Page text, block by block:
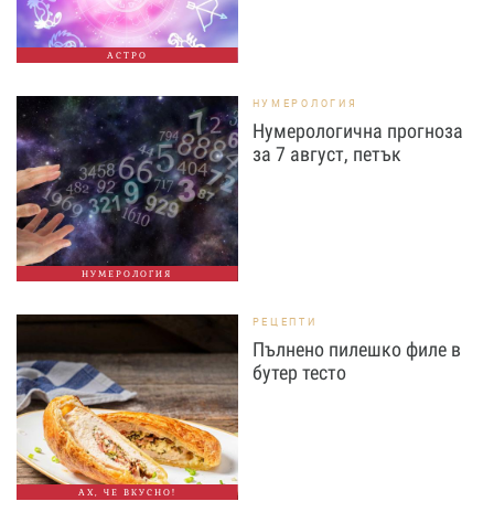
АСТРО
НУМЕРОЛОГИЯ
НУМЕРОЛОГИЯ
Нумерологична прогноза
за 7 август, петък
АХ, ЧЕ ВКУСНО!
РЕЦЕПТИ
Пълнено пилешко филе в
бутер тесто